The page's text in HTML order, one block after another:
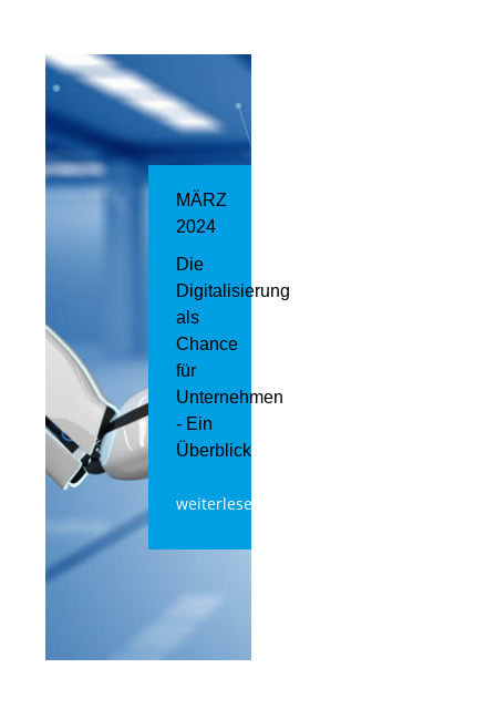
MÄRZ
2024
Die
Digitalisierung
als
Chance
für
Unternehmen
- Ein
Überblick
weiterlesen